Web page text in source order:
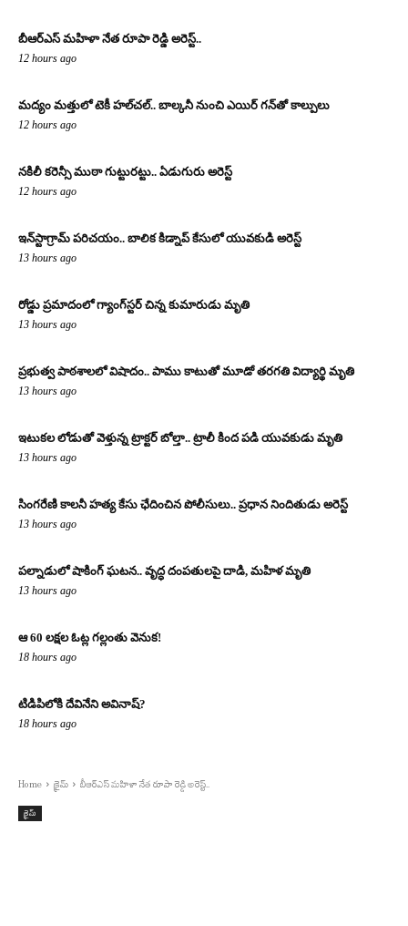
బీఆర్ఎస్ మహిళా నేత రూపా రెడ్డి అరెస్ట్..
12 hours ago
మద్యం మత్తులో టెకీ హల్‌చల్.. బాల్కనీ నుంచి ఎయిర్ గన్‌తో కాల్పులు
12 hours ago
నకిలీ కరెన్సీ ముఠా గుట్టురట్టు.. ఏడుగురు అరెస్ట్
12 hours ago
ఇన్‌స్టాగ్రామ్ పరిచయం.. బాలిక కిడ్నాప్ కేసులో యువకుడి అరెస్ట్
13 hours ago
రోడ్డు ప్రమాదంలో గ్యాంగ్‌స్టర్ చిన్న కుమారుడు మృతి
13 hours ago
ప్రభుత్వ పాఠశాలలో విషాదం.. పాము కాటుతో మూడో తరగతి విద్యార్థి మృతి
13 hours ago
ఇటుకల లోడుతో వెళ్తున్న ట్రాక్టర్ బోల్తా.. ట్రాలీ కింద పడి యువకుడు మృతి
13 hours ago
సింగరేణి కాలనీ హత్య కేసు ఛేదించిన పోలీసులు.. ప్రధాన నిందితుడు అరెస్ట్
13 hours ago
పల్నాడులో షాకింగ్ ఘటన.. వృద్ధ దంపతులపై దాడి, మహిళ మృతి
13 hours ago
ఆ 60 లక్షల ఓట్ల గల్లంతు వెనుక!
18 hours ago
టిడిపిలోకి దేవినేని అవినాష్?
18 hours ago